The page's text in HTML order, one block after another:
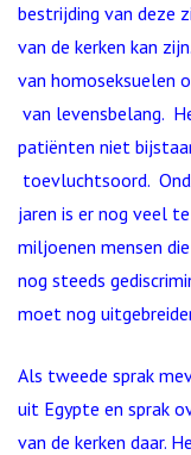
bestrijding van deze
van de kerken kan
van homoseksuelen
van levensbelang.
patiënten niet
toevluchtsoord.
jaren is er nog veel
miljoenen mensen
nog steeds
moet nog
Als tweede sprak
uit Egypte en sprak
van de kerken daar.